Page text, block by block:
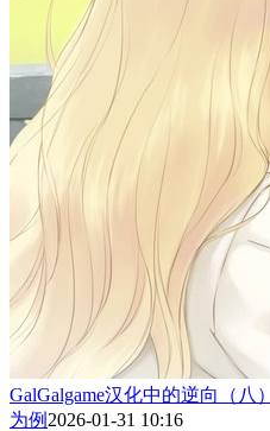
GalGalgame汉化中的逆向（八
为例 2026-01-31 10:16